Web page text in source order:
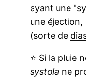
ayant une
une éjection,
(sorte de
⭐ Si la pluie
systola ne